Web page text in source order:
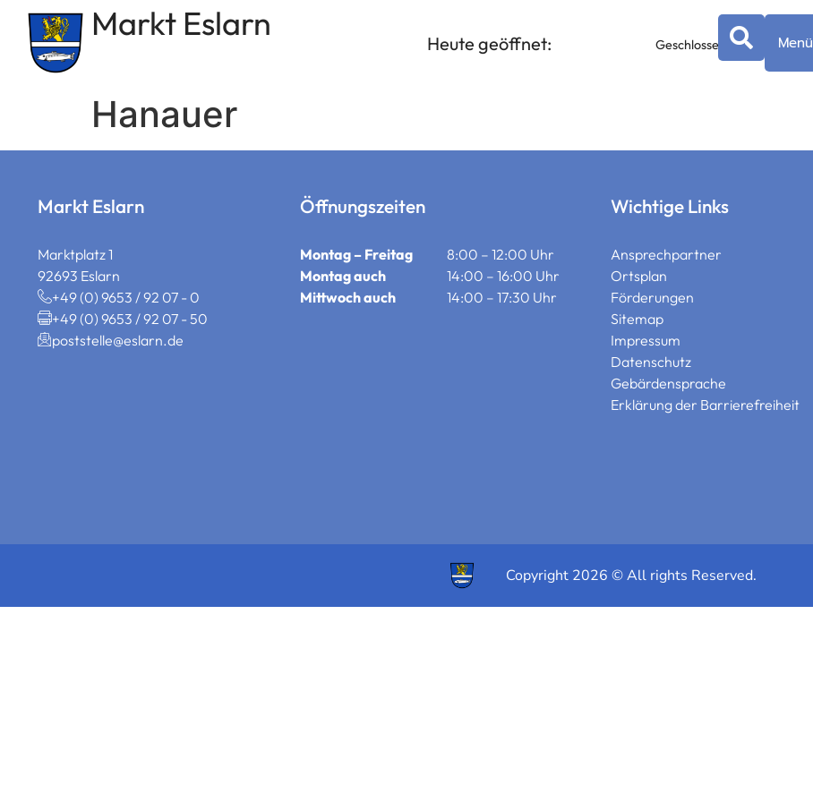
springen
Markt Eslarn
Heute geöffnet: Geschlossen Menü
Hanauer
Markt Eslarn
Marktplatz 1
92693 Eslarn
+49 (0) 9653 / 92 07 - 0
+49 (0) 9653 / 92 07 - 50
poststelle@eslarn.de
Öffnungszeiten
Montag – Freitag
8:00 – 12:00 Uhr
Montag auch
14:00 – 16:00 Uhr
Mittwoch auch
14:00 – 17:30 Uhr
Wichtige Links
Ansprechpartner
Ortsplan
Förderungen
Sitemap
Impressum
Datenschutz
Gebärdensprache
Erklärung der Barrierefreiheit
Copyright 2026 © All rights Reserved.